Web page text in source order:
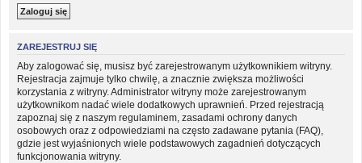
ZAREJESTRUJ SIĘ
Aby zalogować się, musisz być zarejestrowanym użytkownikiem witryny.
Rejestracja zajmuje tylko chwilę, a znacznie zwiększa możliwości
korzystania z witryny. Administrator witryny może zarejestrowanym
użytkownikom nadać wiele dodatkowych uprawnień. Przed rejestracją
zapoznaj się z naszym regulaminem, zasadami ochrony danych
osobowych oraz z odpowiedziami na często zadawane pytania (FAQ),
gdzie jest wyjaśnionych wiele podstawowych zagadnień dotyczących
funkcjonowania witryny.